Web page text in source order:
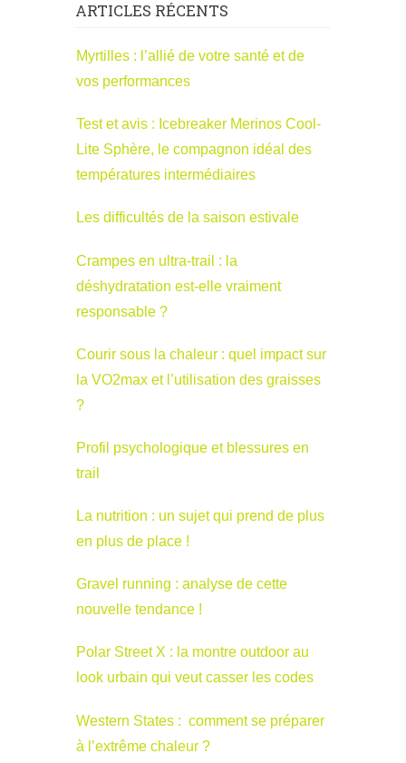
ARTICLES RÉCENTS
Myrtilles : l’allié de votre santé et de
vos performances
Test et avis : Icebreaker Merinos Cool-
Lite Sphère, le compagnon idéal des
températures intermédiaires
Les difficultés de la saison estivale
Crampes en ultra-trail : la
déshydratation est-elle vraiment
responsable ?
Courir sous la chaleur : quel impact sur
la VO2max et l’utilisation des graisses
?
Profil psychologique et blessures en
trail
La nutrition : un sujet qui prend de plus
en plus de place !
Gravel running : analyse de cette
nouvelle tendance !
Polar Street X : la montre outdoor au
look urbain qui veut casser les codes
Western States : comment se préparer
à l’extrême chaleur ?